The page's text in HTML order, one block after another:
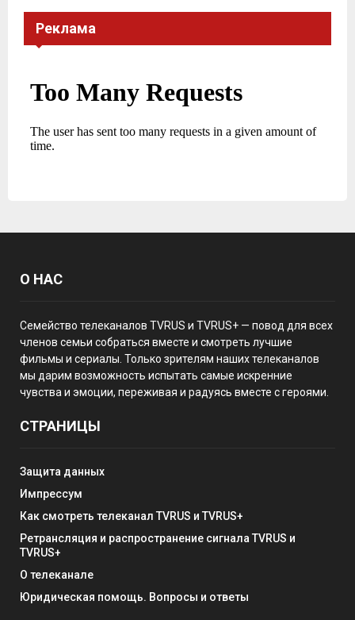
Реклама
О НАС
Семейство телеканалов TVRUS и TVRUS+ — повод для всех
членов семьи собраться вместе и смотреть лучшие
фильмы и сериалы. Только зрителям наших телеканалов
мы дарим возможность испытать самые искренние
чувства и эмоции, переживая и радуясь вместе с героями.
СТРАНИЦЫ
Защита данных
Импрессум
Как смотреть телеканал TVRUS и TVRUS+
Ретрансляция и распространение сигнала TVRUS и
TVRUS+
О телеканале
Юридическая помощь. Вопросы и ответы